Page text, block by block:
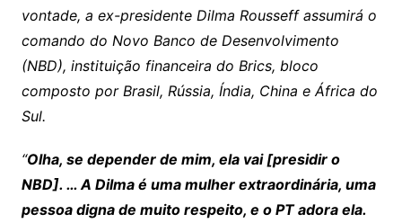
vontade, a ex-presidente Dilma Rousseff assumirá o
comando do Novo Banco de Desenvolvimento
(NBD), instituição financeira do Brics, bloco
composto por Brasil, Rússia, Índia, China e África do
Sul.
“Olha, se depender de mim, ela vai [presidir o
NBD]. … A Dilma é uma mulher extraordinária, uma
pessoa digna de muito respeito, e o PT adora ela.